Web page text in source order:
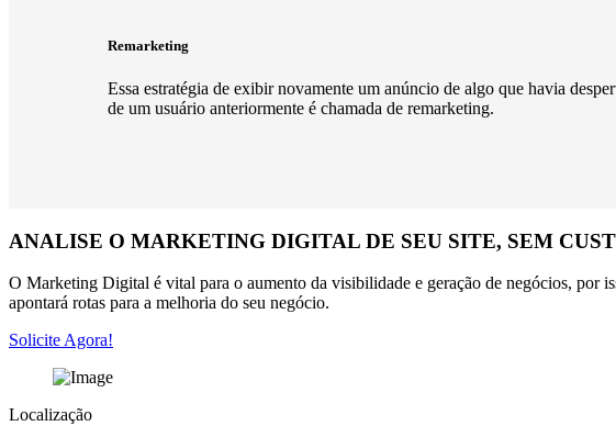
Remarketing
Essa estratégia de exibir novamente um anúncio de algo que havia
de um usuário anteriormente é chamada de remarketing.
ANALISE O MARKETING DIGITAL DE SEU SITE, SEM
O Marketing Digital é vital para o aumento da visibilidade e geração de negócios, por
apontará rotas para a melhoria do seu negócio.
Solicite Agora!
Localização